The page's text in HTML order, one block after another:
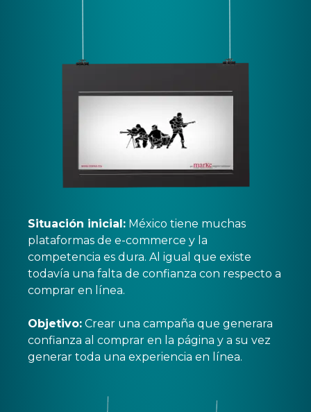
Situación inicial: México tiene muchas
plataformas de e-commerce y la
competencia es dura. Al igual que existe
todavía una falta de confianza con respecto a
comprar en línea.
Objetivo: Crear una campaña que generara
confianza al comprar en la página y a su vez
generar toda una experiencia en línea.